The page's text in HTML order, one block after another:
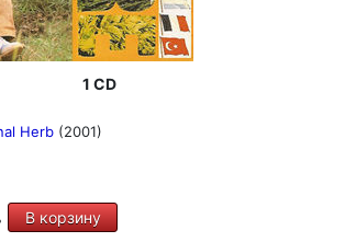
1 CD
Herb (2001)
В корзину